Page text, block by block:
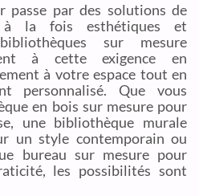
passe par des solutions de
à la fois esthétiques et
sur mesure
à cette exigence en
à votre espace tout en
personnalisé. Que vous
en bois sur mesure pour
une bibliothèque murale
un style contemporain ou
bureau sur mesure pour
les possibilités sont